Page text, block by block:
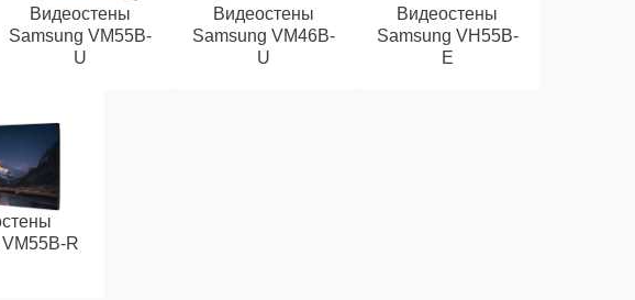
Видеостены
Samsung VM55B-
U
Видеостены
Samsung VM46B-
U
Видеостены
Samsung VH55B-
E
R